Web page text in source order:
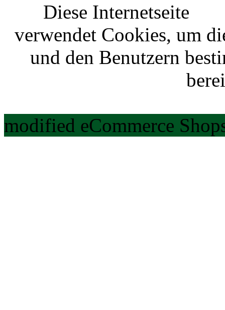
Diese Internetseite
verwendet Cookies, um
und den Benutzern
modified eCommerce